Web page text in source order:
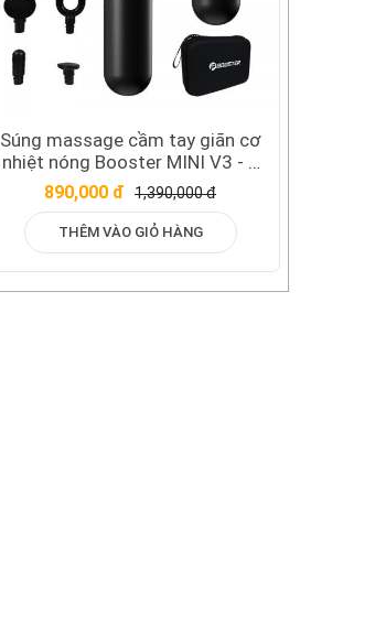
Súng massage cầm tay giãn cơ
nhiệt nóng Booster MINI V3 - 4
đầu
890,000 đ 1,390,000 đ
THÊM VÀO GIỎ HÀNG